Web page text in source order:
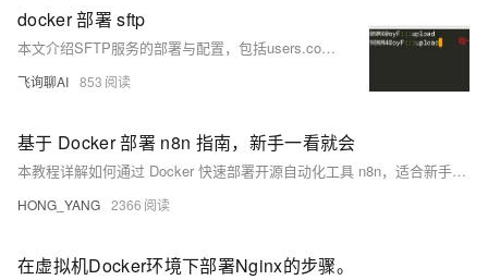
docker 部署 sftp
本文介绍SFTP服务的部署与配置，包括users.conf用户配置规则、Docker容器运行命令及上传目录权限说明，重点解析atmoz/sftp镜像的chroot机制与子目录映射，确保用户登录后正确访问/upload目录，并提供Python脚本实现文件上传示例。
飞询聊AI 853
基于 Docker 部署 n8n 指南，新手一看就会
本教程详解如何通过 Docker 快速部署开源自动化工具 n8n，适合新手快速上手。内容涵盖官方部署步骤、常见难点及第三方一键部署方案，助你高效搭建自动化工作流平台。
HONG_YANG 2366
在虚拟机Docker环境下部署Nginx的步骤。